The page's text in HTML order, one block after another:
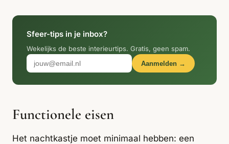
Interieur
Organic
Quiet Luxury
Scandinavisch
Sfeer-tips in je inbox?
Wekelijks de beste interieurtips. Gratis, geen spam.
Aanmelden →
Functionele eisen
Het nachtkastje moet minimaal hebben: een